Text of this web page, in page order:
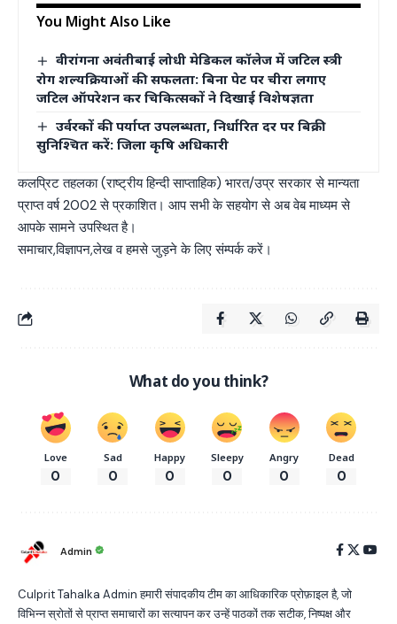
You Might Also Like
वीरांगना अवंतीबाई लोधी मेडिकल कॉलेज में जटिल स्त्री
रोग शल्यक्रियाओं की सफलता: बिना पेट पर चीरा लगाए
जटिल ऑपरेशन कर चिकित्सकों ने दिखाई विशेषज्ञता
उर्वरकों की पर्याप्त उपलब्धता, निर्धारित दर पर बिक्री
सुनिश्चित करें: जिला कृषि अधिकारी
कलप्रिट तहलका (राष्ट्रीय हिन्दी साप्ताहिक) भारत/उप्र सरकार से मान्यता
प्राप्त वर्ष 2002 से प्रकाशित। आप सभी के सहयोग से अब वेब माध्यम से
आपके सामने उपस्थित है।
समाचार,विज्ञापन,लेख व हमसे जुड़ने के लिए संम्पर्क करें।
What do you think?
Love
0
Sad
0
Happy
0
Sleepy
0
Angry
0
Dead
0
Admin
Culprit Tahalka Admin हमारी संपादकीय टीम का आधिकारिक प्रोफ़ाइल है, जो
विभिन्न स्रोतों से प्राप्त समाचारों का सत्यापन कर उन्हें पाठकों तक सटीक, निष्पक्ष और